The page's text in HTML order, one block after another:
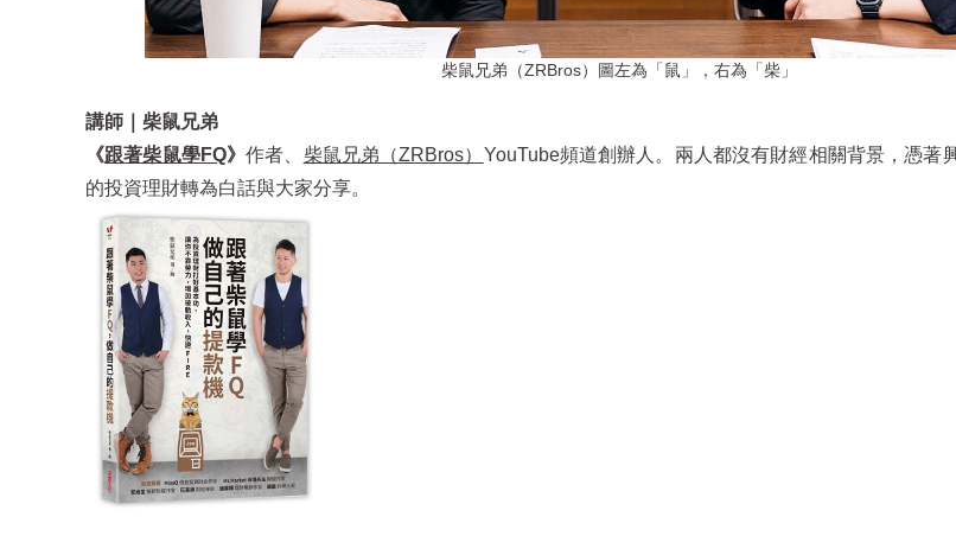
柴鼠兄弟（ZRBros）圖左為「鼠」，右為「柴」
講師｜柴鼠兄弟
《跟著柴鼠學FQ》作者、 柴鼠兄弟（ZRBros） YouTube頻道創辦人。兩人都沒有財經相關背景，憑著
的投資理財轉為白話與大家分享。